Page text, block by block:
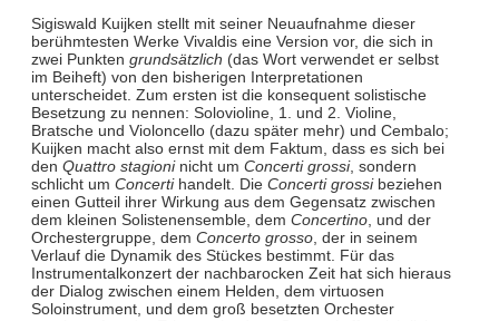
Sigiswald Kuijken stellt mit seiner Neuaufnahme dieser
berühmtesten Werke Vivaldis eine Version vor, die sich in
zwei Punkten grundsätzlich (das Wort verwendet er selbst
im Beiheft) von den bisherigen Interpretationen
unterscheidet. Zum ersten ist die konsequent solistische
Besetzung zu nennen: Solovioline, 1. und 2. Violine,
Bratsche und Violoncello (dazu später mehr) und Cembalo;
Kuijken macht also ernst mit dem Faktum, dass es sich bei
den Quattro stagioninicht um Concerti grossi, sondern
schlicht um Concerti handelt. Die Concerti grossibeziehen
einen Gutteil ihrer Wirkung aus dem Gegensatz zwischen
dem kleinen Solistenensemble, dem Concertino, und der
Orchestergruppe, dem Concerto grosso, der in seinem
Verlauf die Dynamik des Stückes bestimmt. Für das
Instrumentalkonzert der nachbarocken Zeit hat sich hieraus
der Dialog zwischen einem Helden, dem virtuosen
Soloinstrument, und dem groß besetzten Orchester